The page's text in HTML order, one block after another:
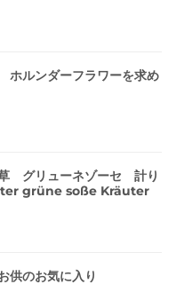
ルンダーフラワーを求め
グリューネゾーセ 計り
grüne soße Kräuter
供のお気に入り